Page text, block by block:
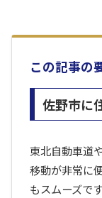
この記事の
佐野市に
東北自動車道
移動が非常に
もスムーズです